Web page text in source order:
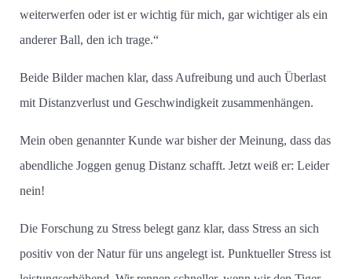
weiterwerfen oder ist er wichtig für mich, gar wichtiger als ein
anderer Ball, den ich trage.“
Beide Bilder machen klar, dass Aufreibung und auch Überlast
mit Distanzverlust und Geschwindigkeit zusammenhängen.
Mein oben genannter Kunde war bisher der Meinung, dass das
abendliche Joggen genug Distanz schafft. Jetzt weiß er: Leider
nein!
Die Forschung zu Stress belegt ganz klar, dass Stress an sich
positiv von der Natur für uns angelegt ist. Punktueller Stress ist